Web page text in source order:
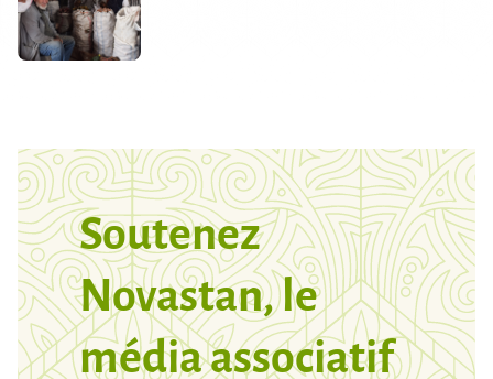
Soutenez
Novastan, le
média associatif